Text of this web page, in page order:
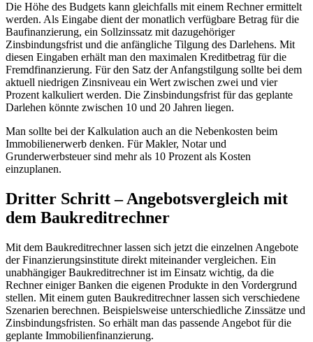
Die Höhe des Budgets kann gleichfalls mit einem Rechner ermittelt
werden. Als Eingabe dient der monatlich verfügbare Betrag für die
Baufinanzierung, ein Sollzinssatz mit dazugehöriger
Zinsbindungsfrist und die anfängliche Tilgung des Darlehens. Mit
diesen Eingaben erhält man den maximalen Kreditbetrag für die
Fremdfinanzierung. Für den Satz der Anfangstilgung sollte bei dem
aktuell niedrigen Zinsniveau ein Wert zwischen zwei und vier
Prozent kalkuliert werden. Die Zinsbindungsfrist für das geplante
Darlehen könnte zwischen 10 und 20 Jahren liegen.
Man sollte bei der Kalkulation auch an die Nebenkosten beim
Immobilienerwerb denken. Für Makler, Notar und
Grunderwerbsteuer sind mehr als 10 Prozent als Kosten
einzuplanen.
Dritter Schritt – Angebotsvergleich mit
dem Baukreditrechner
Mit dem Baukreditrechner lassen sich jetzt die einzelnen Angebote
der Finanzierungsinstitute direkt miteinander vergleichen. Ein
unabhängiger Baukreditrechner ist im Einsatz wichtig, da die
Rechner einiger Banken die eigenen Produkte in den Vordergrund
stellen. Mit einem guten Baukreditrechner lassen sich verschiedene
Szenarien berechnen. Beispielsweise unterschiedliche Zinssätze und
Zinsbindungsfristen. So erhält man das passende Angebot für die
geplante Immobilienfinanzierung.